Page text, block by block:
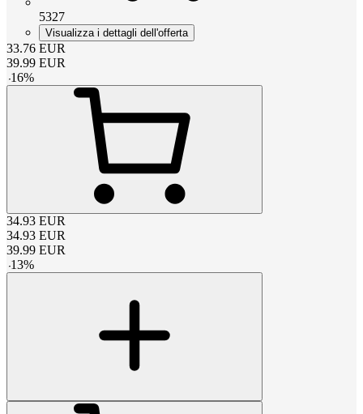
5327
Visualizza i dettagli dell'offerta
33.76 EUR
39.99 EUR
-16%
34.93 EUR
34.93 EUR
39.99 EUR
-13%